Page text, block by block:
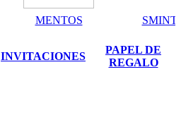
MENTOS
SMINT
INVITACIONES
PAPEL DE
REGALO